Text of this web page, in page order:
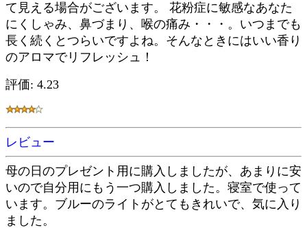
て見える場合がございます。 花粉症に敏感なあなた
にくしゃみ、鼻づまり、喉の痛み・・・。いつまでも
長く続くとつらいですよね。そんなときにはいい香り
のアロマでリフレッシュ！
評価: 4.23
レビュー
母の日のプレゼント用に購入しましたが、あまりに安
いので自分用にもう一つ購入しました。寝室で使って
います。ブルーのライトがとてもきれいで、気に入り
ました。